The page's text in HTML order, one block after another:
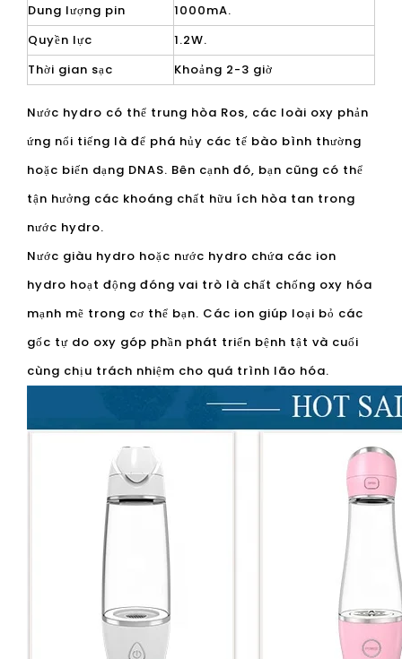
Dung lượng pin
1000mA.
Quyền lực
1.2W.
Thời gian sạc
Khoảng 2-3 giờ
Nước hydro có thể trung hòa Ros, các loài oxy phản
ứng nổi tiếng là để phá hủy các tế bào bình thường
hoặc biến dạng DNAS. Bên cạnh đó, bạn cũng có thể
tận hưởng các khoáng chất hữu ích hòa tan trong
nước hydro.
Nước giàu hydro hoặc nước hydro chứa các ion
hydro hoạt động đóng vai trò là chất chống oxy hóa
mạnh mẽ trong cơ thể bạn. Các ion giúp loại bỏ các
gốc tự do oxy góp phần phát triển bệnh tật và cuối
cùng chịu trách nhiệm cho quá trình lão hóa.